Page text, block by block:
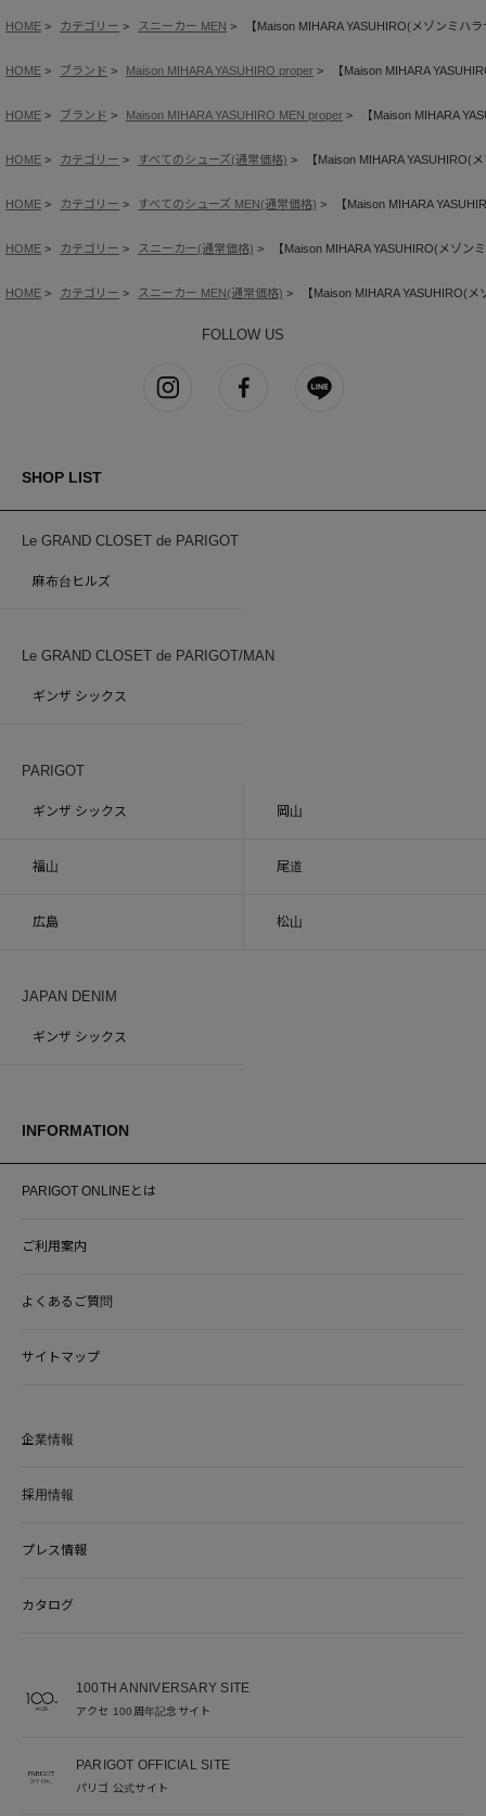
HOME カテゴリー スニーカー MEN 【Maison MIHARA YASUHIRO(メゾンミハ
HOME ブランド Maison MIHARA YASUHIRO proper 【Maison MIHARA
HOME ブランド Maison MIHARA YASUHIRO MEN proper 【Maison MIHARA
HOME カテゴリー すべてのシューズ(通常価格) 【Maison MIHARA YASUHIRO(
HOME カテゴリー すべてのシューズ MEN(通常価格) 【Maison MIHARA
HOME カテゴリー スニーカー(通常価格) 【Maison MIHARA YASUHIRO(メゾ
HOME カテゴリー スニーカー MEN(通常価格) 【Maison MIHARA YASUHIRO(
FOLLOW US
SHOP LIST
Le GRAND CLOSET de PARIGOT
麻布台ヒルズ
Le GRAND CLOSET de PARIGOT/MAN
ギンザ シックス
PARIGOT
ギンザ シックス 岡山
福山 尾道
広島 松山
JAPAN DENIM
ギンザ シックス
INFORMATION
PARIGOT ONLINEとは
ご利用案内
よくあるご質問
サイトマップ
企業情報
採用情報
プレス情報
カタログ
100TH ANNIVERSARY SITE
アクセ 100周年記念サイト
PARIGOT OFFICIAL SITE
パリゴ 公式サイト